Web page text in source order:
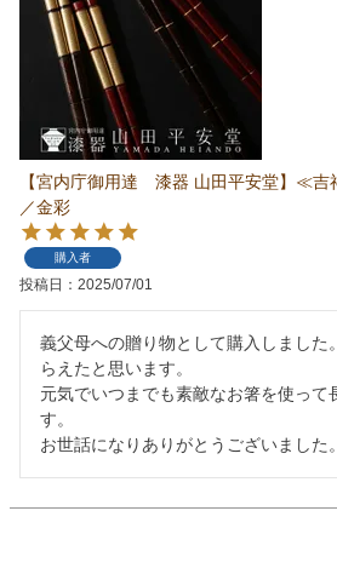
【宮内庁御用達 漆器 山田平安堂】≪
／金彩
購入者
投稿日 2025/07/01
義父母への贈り物として購入しました
らえたと思います。
元気でいつまでも素敵なお箸を使って
す。
お世話になりありがとうございました。